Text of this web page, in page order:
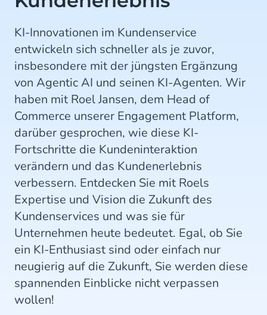
KI-Innovationen im Kundenservice
entwickeln sich schneller als je zuvor,
insbesondere mit der jüngsten Ergänzung
von Agentic AI und seinen KI-Agenten. Wir
haben mit Roel Jansen, dem Head of
Commerce unserer Engagement Platform,
darüber gesprochen, wie diese KI-
Fortschritte die Kundeninteraktion
verändern und das Kundenerlebnis
verbessern. Entdecken Sie mit Roels
Expertise und Vision die Zukunft des
Kundenservices und was sie für
Unternehmen heute bedeutet. Egal, ob Sie
ein KI-Enthusiast sind oder einfach nur
neugierig auf die Zukunft, Sie werden diese
spannenden Einblicke nicht verpassen
wollen!